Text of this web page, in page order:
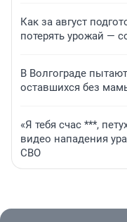
Как за август
потерять урожай —
В Волгограде
оставшихся без
«Я тебя счас ***,
видео нападения
СВО